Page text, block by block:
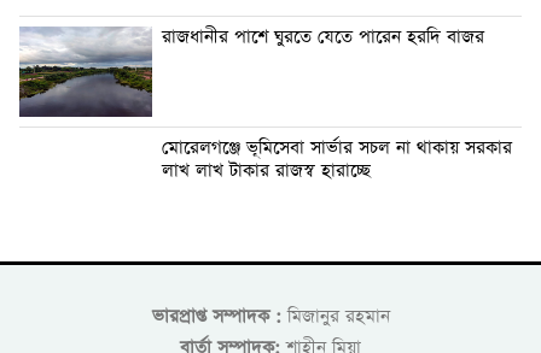
রাজধানীর পাশে ঘুরতে যেতে পারেন হরদি বাজর
মোরেলগঞ্জে ভূমিসেবা সার্ভার সচল না থাকায় সরকার
লাখ লাখ টাকার রাজস্ব হারাচ্ছে
ভারপ্রাপ্ত সম্পাদক :মিজানুর রহমান
বার্তা সম্পাদক: শাহীন মিয়া